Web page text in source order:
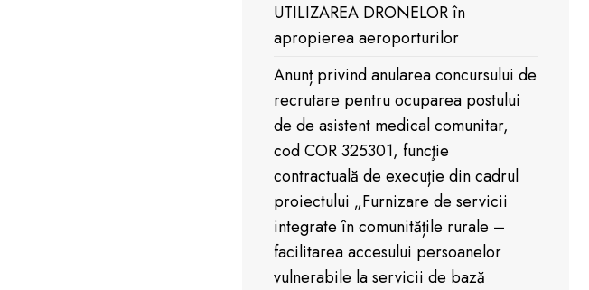
UTILIZAREA DRONELOR în
apropierea aeroporturilor
Anunț privind anularea concursului de
recrutare pentru ocuparea postului
de de asistent medical comunitar,
cod COR 325301, funcţie
contractuală de execuție din cadrul
proiectului „Furnizare de servicii
integrate în comunitățile rurale –
facilitarea accesului persoanelor
vulnerabile la servicii de bază